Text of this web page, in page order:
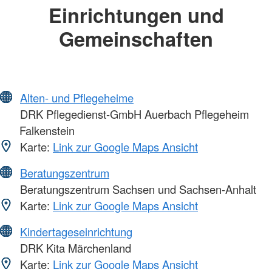
Einrichtungen und
Gemeinschaften
Alten- und Pflegeheime
DRK Pflegedienst-GmbH Auerbach Pflegeheim
Falkenstein
Karte: Link zur Google Maps Ansicht
Beratungszentrum
Beratungszentrum Sachsen und Sachsen-Anhalt
Karte: Link zur Google Maps Ansicht
Kindertageseinrichtung
DRK Kita Märchenland
Karte: Link zur Google Maps Ansicht